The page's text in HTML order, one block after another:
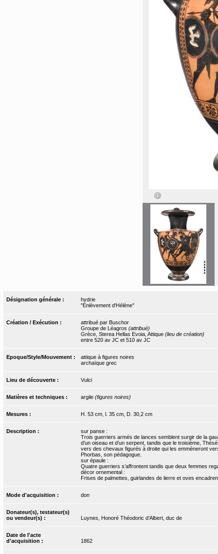
Désignation générale :
hydrie
"Enlèvement d'Hélène"
Création / Exécution :
attribué par Buschor
Groupe de Léagros (attribué)
Grèce, Sterea Hellas Evoia, Attique (lieu de création)
entre 520 av JC et 510 av JC
Epoque/Style/Mouvement :
attique à figures noires
archaïque grec
Lieu de découverte : Vulci
Matières et techniques : argile (figures noires)
Mesures : H. 53 cm, l. 35 cm, D. 30,2 cm
Description :
sur panse :
Trois guerriers armés de lances semblent surgir de la
d’un oiseau et d’un serpent, tandis que le troisième,
vers des chevaux figurés à droite qui les emmèneront
Phorbas, son pédagogue.
sur épaule :
Quatre guerriers s’affrontent tandis que deux femmes
décor ornemental :
Frises de palmettes, guirlandes de lierre et oves
Mode d'acquisition : don
Donateur(s), testateur(s)
ou vendeur(s) :
Luynes, Honoré Théodoric d’Albert, duc de
Date de l'acte
d'acquisition :
1862